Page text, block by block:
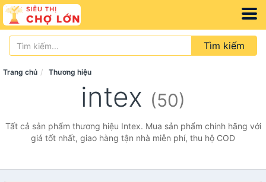
Tìm kiếm
Trang chủ Thương hiệu
intex (50)
Tất cả sản phẩm thương hiệu Intex. Mua sản phẩm chính hãng với
giá tốt nhất, giao hàng tận nhà miễn phí, thu hộ COD